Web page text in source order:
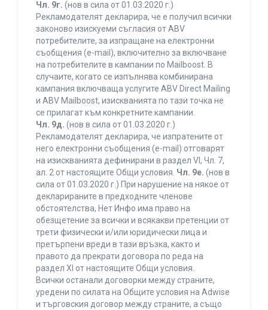
Чл. 9г. (нов в сила от 01.03.2020 г.)
Рекламодателят декларира, че е получил всички
законово изискуеми съгласия от ABV
потребителите, за изпращане на електронни
съобщения (e-mail), включително за включване
на потребителите в кампании по Mailboost. В
случаите, когато се изпълнява комбинирана
кампания включваща услугите ABV Direct Mailing
и ABV Mailboost, изискванията по тази точка не
се прилагат към конкретните кампании.
Чл. 9д. (нов в сила от 01.03.2020 г.)
Рекламодателят декларира, че изпратените от
него електронни съобщения (e-mail) отговарят
на изискванията дефинирани в раздел VI, Чл. 7,
ал. 2 от настоящите Общи условия. Чл. 9е. (нов в
сила от 01.03.2020 г.) При нарушение на някое от
декларираните в предходните членове
обстоятелства, Нет Инфо има право на
обезщетение за всички и всякакви претенции от
трети физически и/или юридически лица и
претърпени вреди в тази връзка, както и
правото да прекрати договора по реда на
раздел XI от настоящите Общи условия.
Всички останали договорки между страните,
уредени по силата на Общите условия на Adwise
и търговския договор между страните, а също